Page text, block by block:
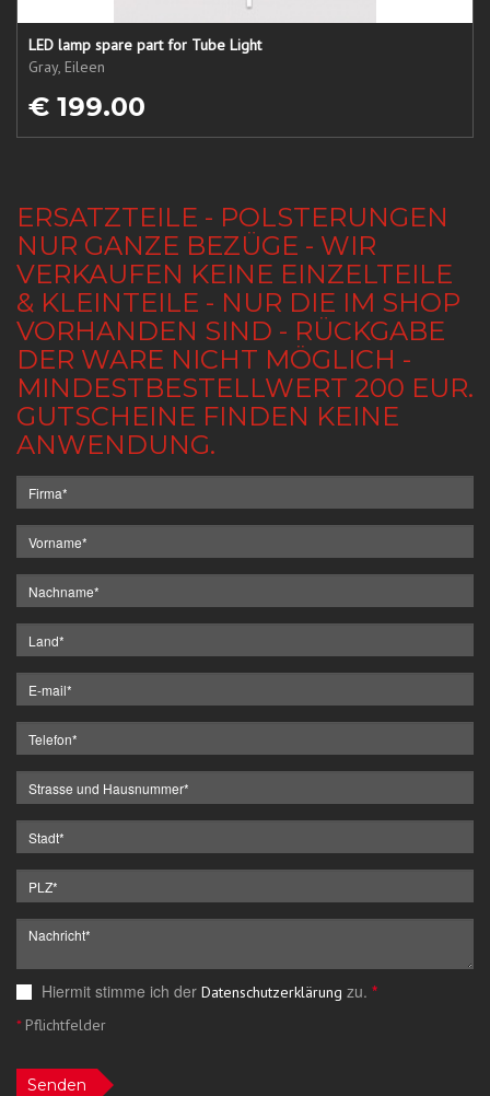
LED lamp spare part for Tube Light
Gray, Eileen
€ 199.00
ERSATZTEILE - POLSTERUNGEN
NUR GANZE BEZÜGE - WIR
VERKAUFEN KEINE EINZELTEILE
& KLEINTEILE - NUR DIE IM SHOP
VORHANDEN SIND - RÜCKGABE
DER WARE NICHT MÖGLICH -
MINDESTBESTELLWERT 200 EUR.
GUTSCHEINE FINDEN KEINE
ANWENDUNG.
Hiermit stimme ich der Datenschutzerklärung zu. *
*Pflichtfelder
Senden